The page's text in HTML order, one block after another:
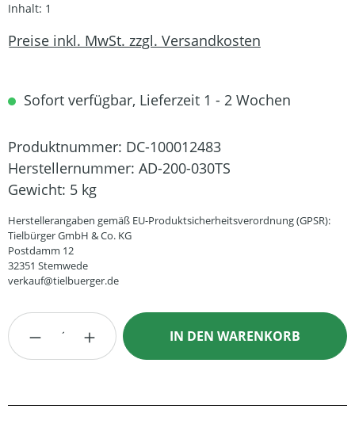
Inhalt: 1
Preise inkl. MwSt. zzgl. Versandkosten
Sofort verfügbar, Lieferzeit 1 - 2 Wochen
Produktnummer: DC-100012483
Herstellernummer: AD-200-030TS
Gewicht: 5 kg
Herstellerangaben gemäß EU-Produktsicherheitsverordnung (GPSR):
Tielbürger GmbH & Co. KG
Postdamm 12
32351 Stemwede
verkauf@tielbuerger.de
Produkt Anzahl: Gib den gewünschten
IN DEN WARENKORB